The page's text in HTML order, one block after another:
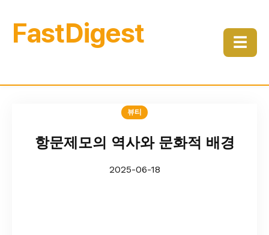
FastDigest ☰
뷰티
항문제모의 역사와 문화적 배경
2025-06-18